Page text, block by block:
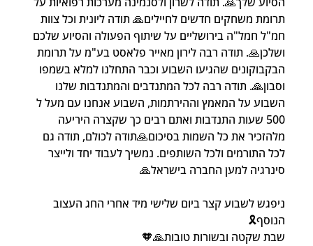
תרומת משחקים חדשים לחיילים🙏 תודה ליונית וכל צוות
חמ"ל חמל"ה בירושליים על שיתוף הפעולה והסיוע שלכם
ושלכן🙏. תודה רבה לירון מאייר פלאסט בע"מ על תרומת
הבקבוקונים שהגיעו השבוע וכבר התחלנו למלא בשמפו
וסבון🙏. תודה רבה לכל המתנדבים והמתנדבות שלנו
השבוע על המאמץ וההירתמות, השבוע אנחנו עם מעל ל
500 שעות התנדבות ואתם רבים כך שקצרה היריעה
מלהזכיר את כל השמות בסיכום🙏תודה לכולם, תודה גם
לכל התורמים ולכל השותפים. נמשיך לעבוד יחד ולייצר
סינרגיה למען החברה בישראל🙏
ניפגש לשבוע קצר ביום שלישי מיד אחרי החג העצוב
הנוסף🎗️
שבת שקטה ובשורות טובות🙏🧡